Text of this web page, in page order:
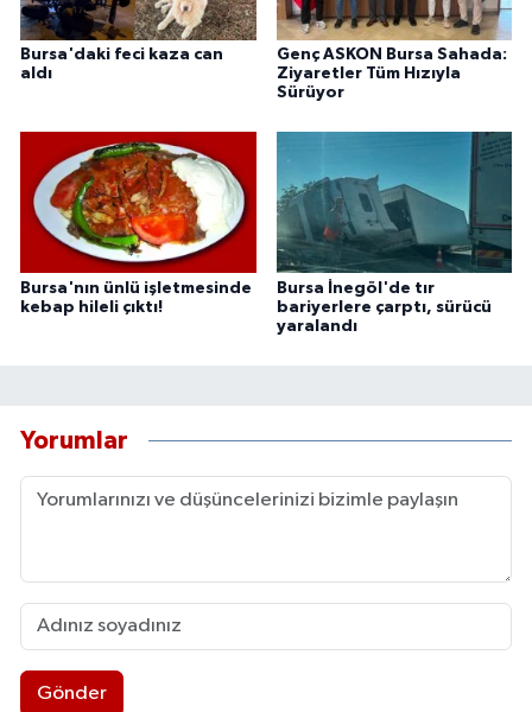
Bursa'daki feci kaza can
aldı
Genç ASKON Bursa Sahada:
Ziyaretler Tüm Hızıyla
Sürüyor
Bursa'nın ünlü işletmesinde
kebap hileli çıktı!
Bursa İnegöl'de tır
bariyerlere çarptı, sürücü
yaralandı
Yorumlar
Gönder